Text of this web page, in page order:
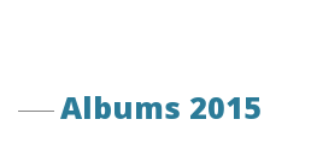
Albums 2015